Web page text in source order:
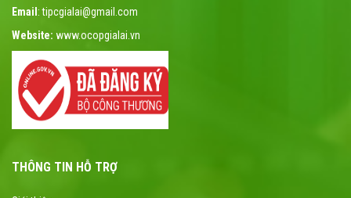
Email : tipcgialai@gmail.com
Website: www.ocopgialai.vn
THÔNG TIN HỖ TRỢ